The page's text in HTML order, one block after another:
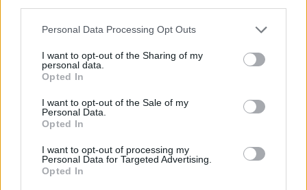
Personal Data Processing Opt Outs
I want to opt-out of the Sharing of my
personal data.
Opted In
I want to opt-out of the Sale of my
Personal Data.
Opted In
I want to opt-out of processing my
Personal Data for Targeted Advertising.
Opted In